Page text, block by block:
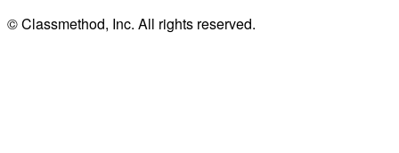
© Classmethod, Inc. All rights reserved.